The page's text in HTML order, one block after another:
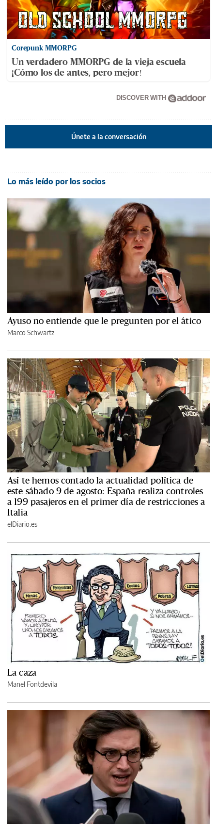
Corepunk MMORPG
Un verdadero MMORPG de la vieja escuela
¡Cómo los de antes, pero mejor!
DISCOVER WITH
Únete a la conversación
Lo más leído por los socios
Ayuso no entiende que le pregunten por el ático
Marco Schwartz
Así te hemos contado la actualidad política de
este sábado 9 de agosto: España realiza controles
a 199 pasajeros en el primer día de restricciones a
Italia
elDiario.es
La caza
Manel Fontdevila